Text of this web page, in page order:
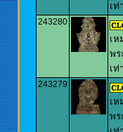
เท่
243280
เห
พร
เท่
243279
เห
พร